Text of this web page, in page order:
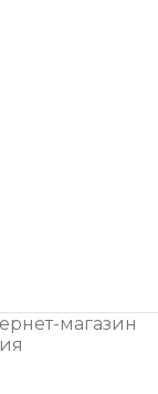
магазин